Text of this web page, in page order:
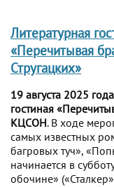
Литературная
«Перечитывая
Стругацких»
19 августа 2025
гостиная
КЦСОН. В ходе
самых известных
багровых туч»,
начинается в
обочине»